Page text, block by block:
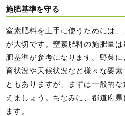
施肥基準を守る
窒素肥料を上手に使うためには
が大切です。窒素肥料の施肥量
肥基準が参考になります。野菜
育状況や天候状況など様々な要
ともありますが、まずは一般的
えましょう。ちなみに、都道府
ます。